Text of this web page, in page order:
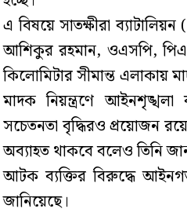
এ বিষয়ে সাতক্ষীরা
আশিকুর রহমান, ওএসপি,
কিলোমিটার সীমান্ত এলাকায়
মাদক নিয়ন্ত্রণে আইনশৃঙ্খলা
সচেতনতা বৃদ্ধিরও প্রয়োজন
অব্যাহত থাকবে বলেও তিনি
আটক ব্যক্তির বিরুদ্ধে আইনগত
জানিয়েছে।